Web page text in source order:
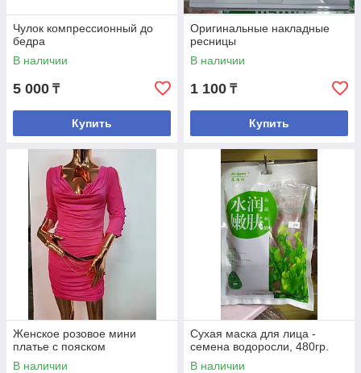
Чулок компрессионный до
бедра
В наличии
5 000 ₸
Купить
Оригинальные накладные
ресницы
В наличии
1 100 ₸
Купить
Женское розовое мини
платье с пояском
В наличии
Сухая маска для лица -
семена водоросли, 480гр.
В наличии